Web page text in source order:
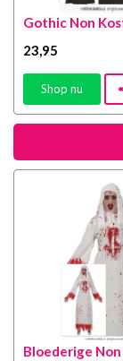
Gothic Non
23,95
Shop nu
Bloederige